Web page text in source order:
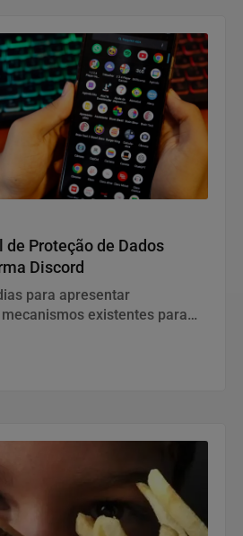
Proteção de Dados
Discord
para apresentar
existentes para
informou a ANPD, em